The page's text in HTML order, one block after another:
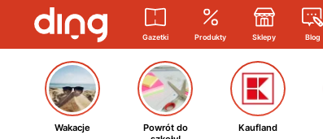
Gazetki Produkty Sklepy Blog
Wakacje
Powrót do
Kaufland